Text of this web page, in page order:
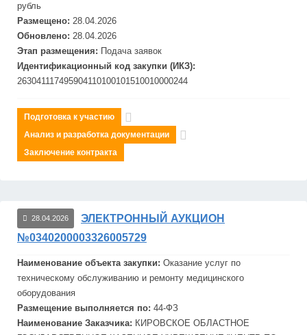
рубль
Размещено: 28.04.2026
Обновлено: 28.04.2026
Этап размещения: Подача заявок
Идентификационный код закупки (ИКЗ):
263041117495904110100101510010000244
Подготовка к участию
Анализ и разработка документации
Заключение контракта
28.04.2026
ЭЛЕКТРОННЫЙ АУКЦИОН
№0340200003326005729
Наименование объекта закупки: Оказание услуг по
техническому обслуживанию и ремонту медицинского
оборудования
Размещение выполняется по: 44-ФЗ
Наименование Заказчика: КИРОВСКОЕ ОБЛАСТНОЕ